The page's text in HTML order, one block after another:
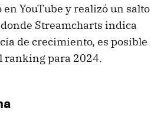
YouTube y realizó un salto
Streamcharts indica
de crecimiento, es posible
ranking para 2024.